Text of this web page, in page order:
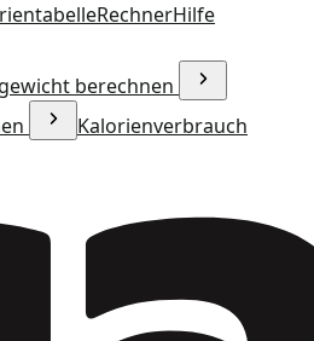
RechnerHilfe
berechnen
Kalorienverbrauch